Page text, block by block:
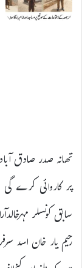
تھانہ صدر صادق
پر کاروائی کرے
سابق کونسلر
رحیم یار خان اسد